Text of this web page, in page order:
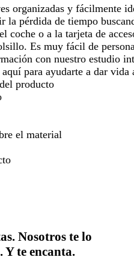
organizadas y fácilmente
la pérdida de tiempo
coche o a la tarjeta de
Es muy fácil de
con nuestro estudio
para ayudarte a dar vida
producto
el material
Nosotros te lo
te encanta.